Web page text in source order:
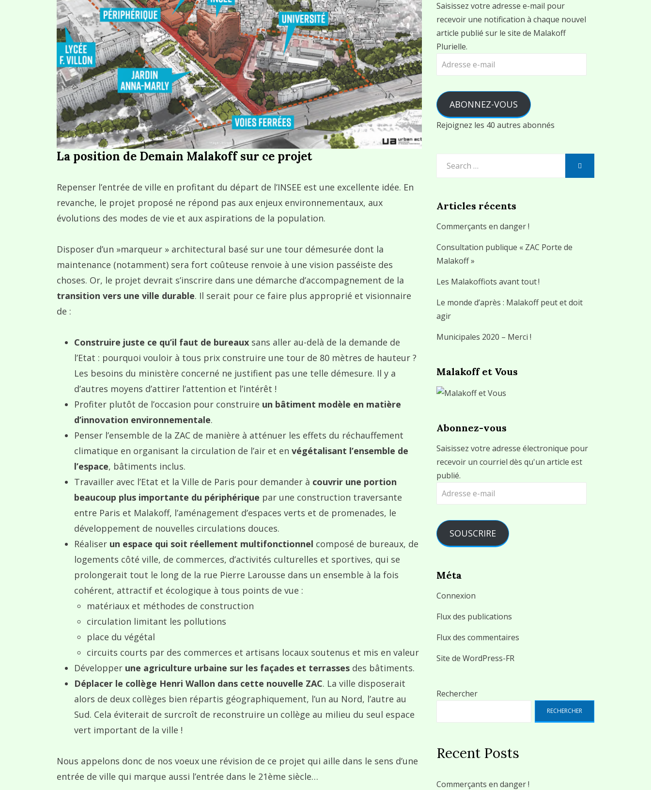
La position de Demain Malakoff sur ce projet
Repenser l’entrée de ville en profitant du départ de l’INSEE est une excellente idée. En
revanche, le projet proposé ne répond pas aux enjeux environnementaux, aux
évolutions des modes de vie et aux aspirations de la population.
Disposer d’un »marqueur » architectural basé sur une tour démesurée dont la
maintenance (notamment) sera fort coûteuse renvoie à une vision passéiste des
choses. Or, le projet devrait s’inscrire dans une démarche d’accompagnement de la
transition vers une ville durable. Il serait pour ce faire plus approprié et visionnaire
de :
Construire juste ce qu’il faut de bureaux sans aller au-delà de la demande de
l’Etat : pourquoi vouloir à tous prix construire une tour de 80 mètres de hauteur ?
Les besoins du ministère concerné ne justifient pas une telle démesure. Il y a
d’autres moyens d’attirer l’attention et l’intérêt !
Profiter plutôt de l’occasion pour construire un bâtiment modèle en matière
d’innovation environnementale.
Penser l’ensemble de la ZAC de manière à atténuer les effets du réchauffement
climatique en organisant la circulation de l’air et en végétalisant l’ensemble de
l’espace, bâtiments inclus.
Travailler avec l’Etat et la Ville de Paris pour demander à couvrir une portion
beaucoup plus importante du périphérique par une construction traversante
entre Paris et Malakoff, l’aménagement d’espaces verts et de promenades, le
développement de nouvelles circulations douces.
Réaliser un espace qui soit réellement multifonctionnel composé de bureaux, de
logements côté ville, de commerces, d’activités culturelles et sportives, qui se
prolongerait tout le long de la rue Pierre Larousse dans un ensemble à la fois
cohérent, attractif et écologique à tous points de vue :
matériaux et méthodes de construction
circulation limitant les pollutions
place du végétal
circuits courts par des commerces et artisans locaux soutenus et mis en valeur
Développer une agriculture urbaine sur les façades et terrasses des bâtiments.
Déplacer le collège Henri Wallon dans cette nouvelle ZAC. La ville disposerait
alors de deux collèges bien répartis géographiquement, l’un au Nord, l’autre au
Sud. Cela éviterait de surcroît de reconstruire un collège au milieu du seul espace
vert important de la ville !
Nous appelons donc de nos voeux une révision de ce projet qui aille dans le sens d’une
entrée de ville qui marque aussi l’entrée dans le 21ème siècle…
Saisissez votre adresse e-mail pour
recevoir une notification à chaque nouvel
article publié sur le site de Malakoff
Plurielle.
Adresse
ABONNEZ-VOUS
Rejoignez les 40 autres abonnés
Articles récents
Commerçants en danger !
Consultation publique « ZAC Porte de
Malakoff »
Les Malakoffiots avant tout !
Le monde d’après : Malakoff peut et doit
agir
Municipales 2020 – Merci !
Malakoff et Vous
Abonnez-vous
Saisissez votre adresse électronique pour
recevoir un courriel dès qu'un article est
publié.
Adresse
SOUSCRIRE
Méta
Connexion
Flux des publications
Flux des commentaires
Site de WordPress-FR
Rechercher
RECHERCHER
Recent Posts
Commerçants en danger !